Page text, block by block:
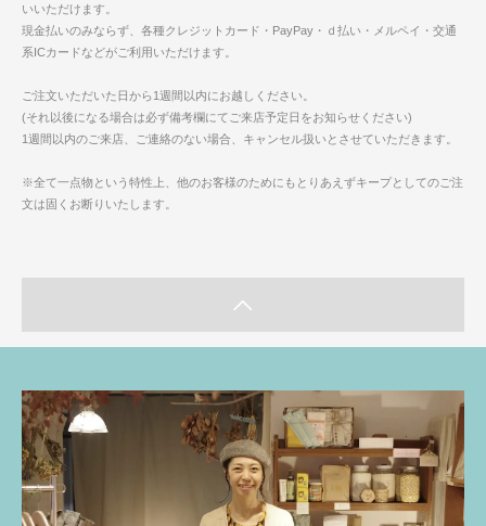
いいただけます。
現金払いのみならず、各種クレジットカード・PayPay・ｄ払い・メルペイ・交通
系ICカードなどがご利用いただけます。
ご注文いただいた日から1週間以内にお越しください。
(それ以後になる場合は必ず備考欄にてご来店予定日をお知らせください)
1週間以内のご来店、ご連絡のない場合、キャンセル扱いとさせていただきます。
※全て一点物という特性上、他のお客様のためにもとりあえずキープとしてのご注
文は固くお断りいたします。